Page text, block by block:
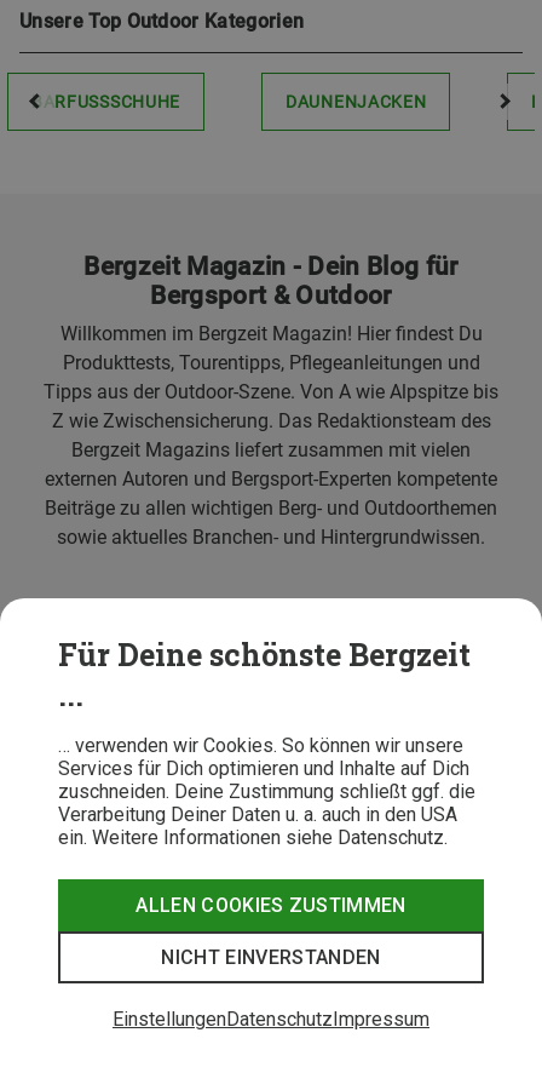
Für Deine schönste Bergzeit
...
… verwenden wir Cookies. So können wir unsere
Services für Dich optimieren und Inhalte auf Dich
zuschneiden. Deine Zustimmung schließt ggf. die
Verarbeitung Deiner Daten u. a. auch in den USA
ein. Weitere Informationen siehe Datenschutz.
ALLEN COOKIES ZUSTIMMEN
NICHT EINVERSTANDEN
EinstellungenDatenschutzImpressum
Unsere Top Outdoor Kategorien
BARFUSSSCHUHE DAUNENJACKEN
Bergzeit Magazin - Dein Blog für
Bergsport & Outdoor
Willkommen im Bergzeit Magazin! Hier findest Du
Produkttests, Tourentipps, Pflegeanleitungen und
Tipps aus der Outdoor-Szene. Von A wie Alpspitze bis
Z wie Zwischensicherung. Das Redaktionsteam des
Bergzeit Magazins liefert zusammen mit vielen
externen Autoren und Bergsport-Experten kompetente
Beiträge zu allen wichtigen Berg- und Outdoorthemen
sowie aktuelles Branchen- und Hintergrundwissen.
Kundenservice
Beratung